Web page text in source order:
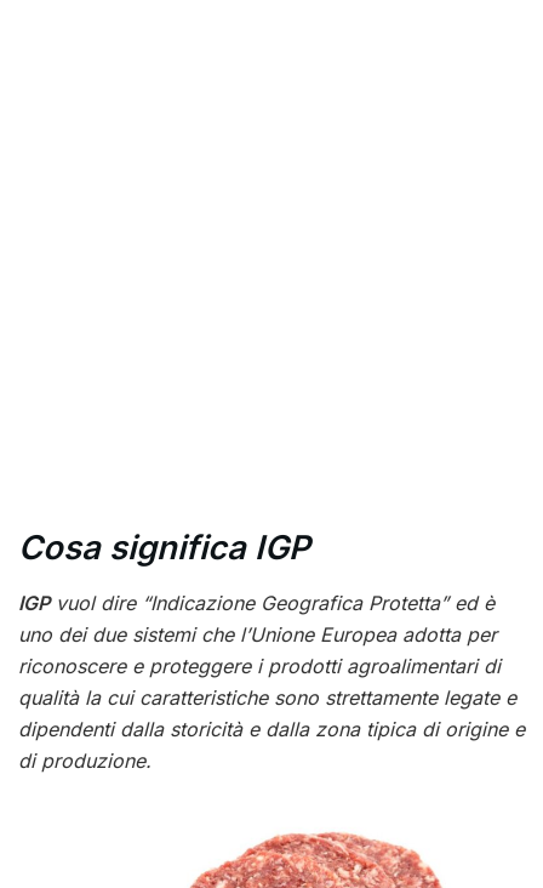
Cosa significa IGP
IGPvuol dire “Indicazione Geografica Protetta” ed è
uno dei due sistemi che l’Unione Europea adotta per
riconoscere e proteggere i prodotti agroalimentari di
qualità la cui caratteristiche sono strettamente legate e
dipendenti dalla storicità e dalla zona tipica di origine e
di produzione.